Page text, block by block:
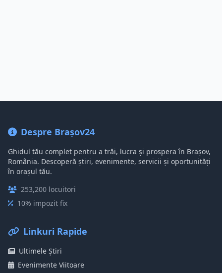
Despre Brașov24
Ghidul tău complet pentru a trăi, lucra și prospera în Brașov,
România. Descoperă știri, evenimente, servicii și oportunități
în orașul tău.
253,200 locuitori
10% impozit fix
Linkuri Rapide
Ultimele Știri
Evenimente Viitoare